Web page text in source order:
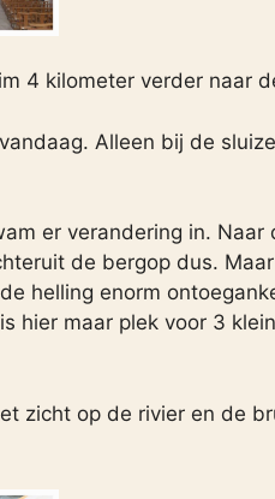
4 kilometer verder naar
Alleen bij de
er verandering in.
de bergop dus.
helling enorm
hier maar plek voor 3
zicht op de rivier en de